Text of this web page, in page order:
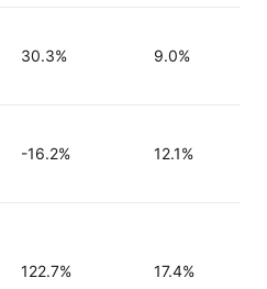
30.3% 9.0%
-16.2% 12.1%
122.7% 17.4%